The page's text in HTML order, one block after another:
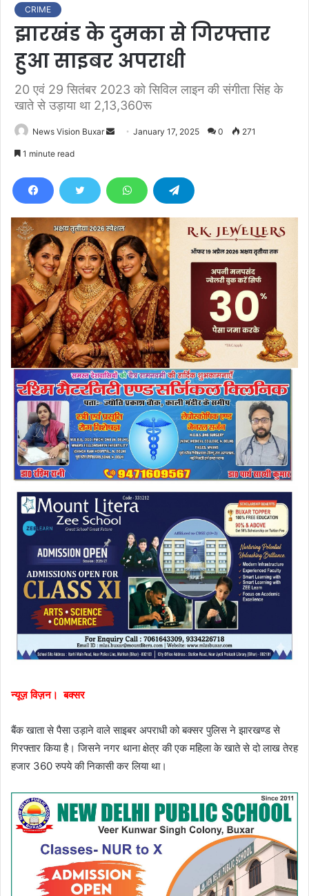
CRIME
झारखंड के दुमका से गिरफ्तार
हुआ साइबर अपराधी
20 एवं 29 सितंबर 2023 को सिविल लाइन की संगीता सिंह के
खाते से उड़ाया था 2,13,360रू
News Vision Buxar
d
e
m
a
i
l
January 17, 2025 0 271
1 minute read
न्यूज़ विज़न। बक्सर
बैंक खाता से पैसा उड़ाने वाले साइबर अपराधी को बक्सर पुलिस ने झारखण्ड से
गिरफ्तार किया है। जिसने नगर थाना क्षेत्र की एक महिला के खाते से दो लाख तेरह
हजार 360 रुपये की निकासी कर लिया था।